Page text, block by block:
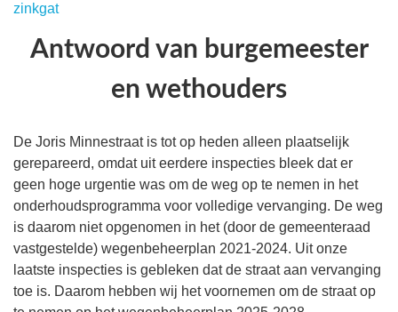
zinkgat
Antwoord van burgemeester
en wethouders
De Joris Minnestraat is tot op heden alleen plaatselijk
gerepareerd, omdat uit eerdere inspecties bleek dat er
geen hoge urgentie was om de weg op te nemen in het
onderhoudsprogramma voor volledige vervanging. De weg
is daarom niet opgenomen in het (door de gemeenteraad
vastgestelde) wegenbeheerplan 2021-2024. Uit onze
laatste inspecties is gebleken dat de straat aan vervanging
toe is. Daarom hebben wij het voornemen om de straat op